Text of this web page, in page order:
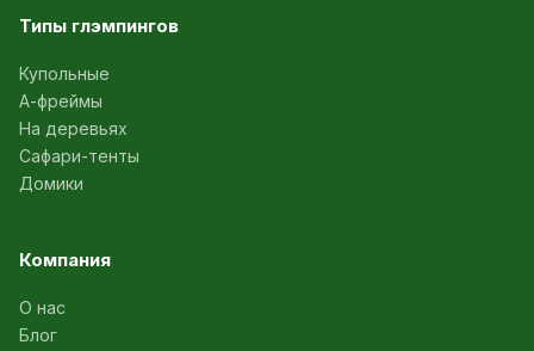
Типы глэмпингов
Купольные
А-фреймы
На деревьях
Сафари-тенты
Домики
Компания
О нас
Блог